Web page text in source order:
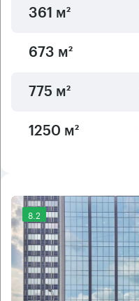
361 м²
673 м²
775 м²
1250 м²
8.2